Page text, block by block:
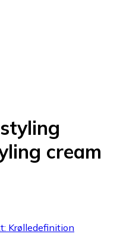
cream
Krølledefinition